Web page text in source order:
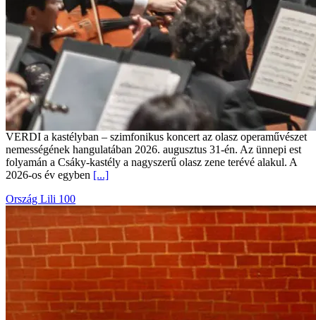
VERDI a kastélyban – szimfonikus koncert az olasz operaművészet
nemességének hangulatában 2026. augusztus 31-én. Az ünnepi est
folyamán a Csáky-kastély a nagyszerű olasz zene terévé alakul. A
2026-os év egyben [...]
Ország Lili 100